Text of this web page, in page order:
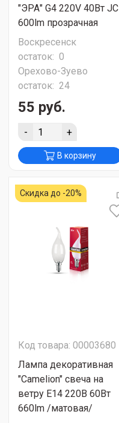
"ЭРА" G4 220V 40Вт JC
600lm прозрачная
Воскресенск
остаток: 0
Орехово-Зуево
остаток: 24
55 руб.
- +
В корзину
Скидка до -20%
Код товара: 00003680
Лампа декоративная
"Camelion" свеча на
ветру Е14 220В 60Вт
660lm /матовая/